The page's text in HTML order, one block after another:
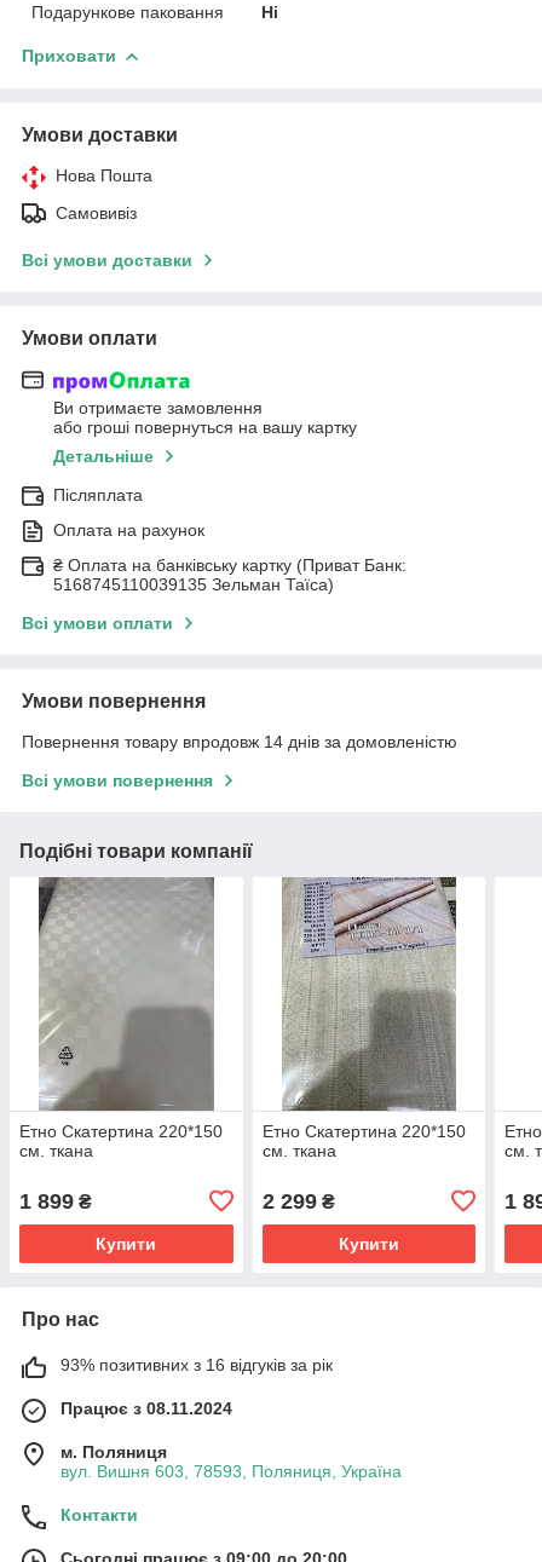
Подарункове паковання
Ні
Приховати
Умови доставки
Нова Пошта
Самовивіз
Всі умови доставки
Умови оплати
Ви отримаєте замовлення
або гроші повернуться на вашу картку
Детальніше
Післяплата
Оплата на рахунок
₴ Оплата на банківську картку (Приват Банк:
5168745110039135 Зельман Таїса)
Всі умови оплати
Умови повернення
Повернення товару впродовж 14 днів за домовленістю
Всі умови повернення
Подібні товари компанії
Етно Скатертина 220*150
см. ткана
1 899 ₴
Купити
Етно Скатертина 220*150
см. ткана
2 299₴
Купити
см.
1
Про нас
93% позитивних з 16 відгуків за рік
Працює з 08.11.2024
м. Поляниця
вул. Вишня 603, 78593, Поляниця, Україна
Контакти